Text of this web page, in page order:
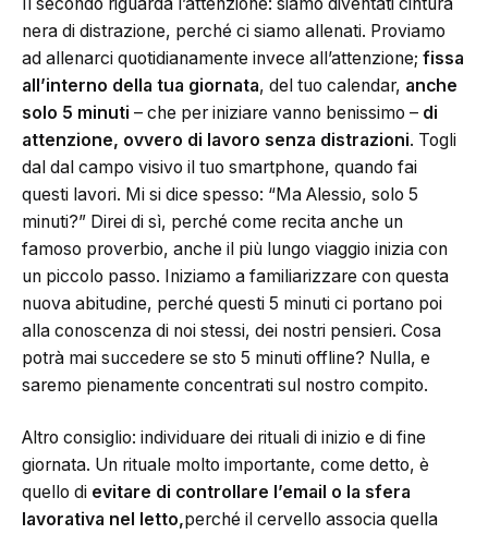
nera di distrazione, perché ci siamo allenati. Proviamo
ad allenarci quotidianamente invece all’attenzione; fissa
all’interno della tua giornata, del tuo calendar, anche
solo 5 minuti – che per iniziare vanno benissimo – di
attenzione, ovvero di lavoro senza distrazioni. Togli
dal dal campo visivo il tuo smartphone, quando fai
questi lavori. Mi si dice spesso: “Ma Alessio, solo 5
minuti?” Direi di sì, perché come recita anche un
famoso proverbio, anche il più lungo viaggio inizia con
un piccolo passo. Iniziamo a familiarizzare con questa
nuova abitudine, perché questi 5 minuti ci portano poi
alla conoscenza di noi stessi, dei nostri pensieri. Cosa
potrà mai succedere se sto 5 minuti offline? Nulla, e
saremo pienamente concentrati sul nostro compito.
Altro consiglio: individuare dei rituali di inizio e di fine
giornata. Un rituale molto importante, come detto, è
quello di evitare di controllare l’email o la sfera
lavorativa nel letto,perché il cervello associa quella